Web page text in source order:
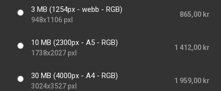
3 MB (1254px - webb - RGB)
948x1106 pxl
865,00 kr
10 MB (2300px - A5 - RGB)
1738x2027 pxl
1 412,00 kr
30 MB (4000px - A4 - RGB)
3024x3527 pxl
1 959,00 kr